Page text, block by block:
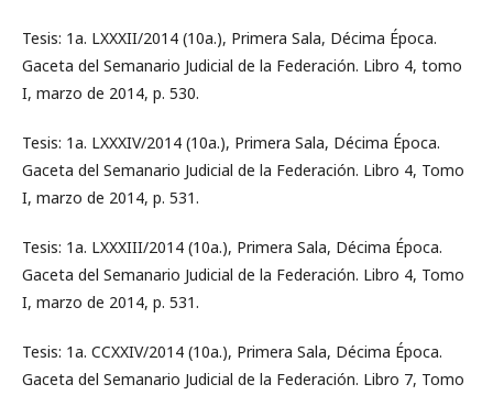
Tesis: 1a. LXXXII/2014 (10a.), Primera Sala, Décima Época.
Gaceta del Semanario Judicial de la Federación. Libro 4, tomo
I, marzo de 2014, p. 530.
Tesis: 1a. LXXXIV/2014 (10a.), Primera Sala, Décima Época.
Gaceta del Semanario Judicial de la Federación. Libro 4, Tomo
I, marzo de 2014, p. 531.
Tesis: 1a. LXXXIII/2014 (10a.), Primera Sala, Décima Época.
Gaceta del Semanario Judicial de la Federación. Libro 4, Tomo
I, marzo de 2014, p. 531.
Tesis: 1a. CCXXIV/2014 (10a.), Primera Sala, Décima Época.
Gaceta del Semanario Judicial de la Federación. Libro 7, Tomo